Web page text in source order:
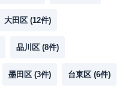
大田区 (12件)
品川区 (8件)
墨田区 (3件) 台東区 (6件)